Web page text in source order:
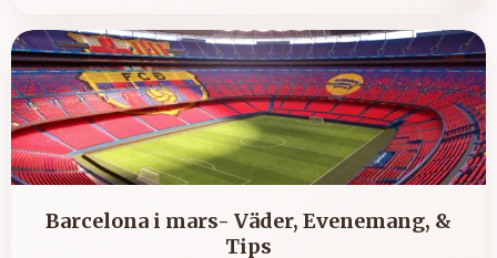
Barcelona i mars- Väder, Evenemang, &
Tips